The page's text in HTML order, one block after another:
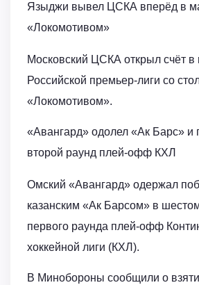
Языджи вывел ЦСКА вперёд в
«Локомотивом»
Московский ЦСКА открыл счёт в
Российской премьер-лиги со
«Локомотивом».
«Авангард» одолел «Ак Барс» и
второй раунд плей-офф КХЛ
Омский «Авангард» одержал
казанским «Ак Барсом» в
первого раунда плей-офф
хоккейной лиги (КХЛ).
В Минобороны сообщили о